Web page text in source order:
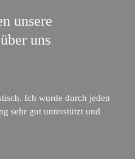
unsere
uns
Ich wurde durch jeden
sehr gut unterstützt und